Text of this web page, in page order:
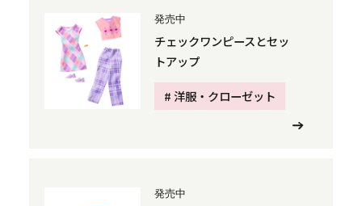
発売中
チェックワンピースとセッ
トアップ
# 洋服・クローゼット
発売中